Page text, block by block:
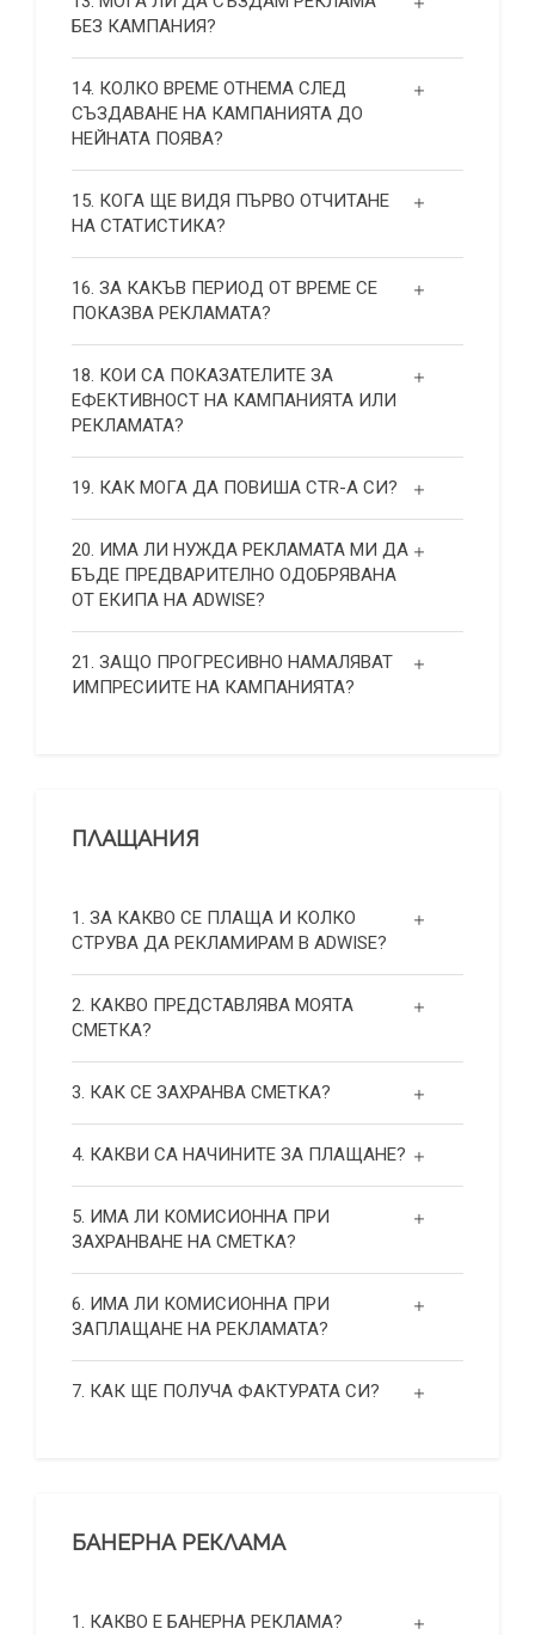
БЕЗ КАМПАНИЯ?
14. КОЛКО ВРЕМЕ ОТНЕМА СЛЕД
СЪЗДАВАНЕ НА КАМПАНИЯТА ДО
НЕЙНАТА ПОЯВА?
15. КОГА ЩЕ ВИДЯ ПЪРВО ОТЧИТАНЕ
НА СТАТИСТИКА?
16. ЗА КАКЪВ ПЕРИОД ОТ ВРЕМЕ СЕ
ПОКАЗВА РЕКЛАМАТА?
18. КОИ СА ПОКАЗАТЕЛИТЕ ЗА
ЕФЕКТИВНОСТ НА КАМПАНИЯТА ИЛИ
РЕКЛАМАТА?
19. КАК МОГА ДА ПОВИША СТR-А СИ?
20. ИМА ЛИ НУЖДА РЕКЛАМАТА МИ ДА
БЪДЕ ПРЕДВАРИТЕЛНО ОДОБРЯВАНА
ОТ ЕКИПА НА ADWISE?
21. ЗАЩО ПРОГРЕСИВНО НАМАЛЯВАТ
ИМПРЕСИИТЕ НА КАМПАНИЯТА?
ПЛАЩАНИЯ
1. ЗА КАКВО СЕ ПЛАЩА И КОЛКО
СТРУВА ДА РЕКЛАМИРАМ В ADWISE?
2. КАКВО ПРЕДСТАВЛЯВА МОЯТА
СМЕТКА?
3. КАК СЕ ЗАХРАНВА СМЕТКА?
4. КАКВИ СА НАЧИНИТЕ ЗА ПЛАЩАНЕ?
5. ИМА ЛИ КОМИСИОННА ПРИ
ЗАХРАНВАНЕ НА СМЕТКА?
6. ИМА ЛИ КОМИСИОННА ПРИ
ЗАПЛАЩАНЕ НА РЕКЛАМАТА?
7. КАК ЩЕ ПОЛУЧА ФАКТУРАТА СИ?
БАНЕРНА РЕКЛАМА
1. КАКВО Е БАНЕРНА РЕКЛАМА?